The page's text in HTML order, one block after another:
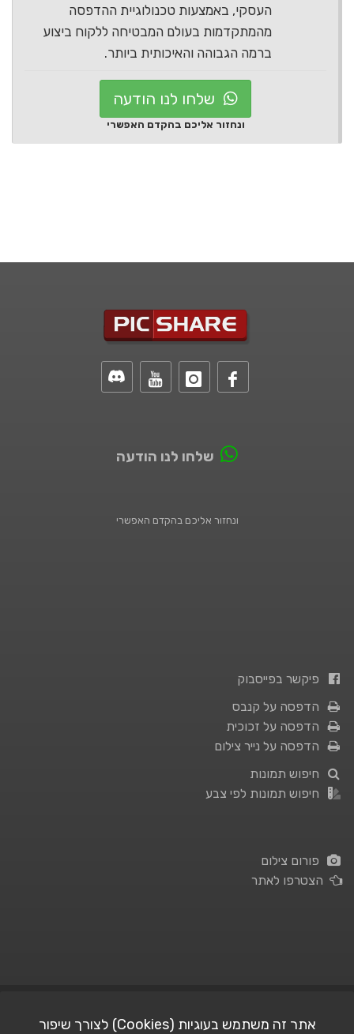
העסקי, באמצעות טכנולוגיית ההדפסה
מהמתקדמות בעולם המבטיחה ללקוח ביצוע
ברמה הגבוהה והאיכותית ביותר.
שלחו לנו הודעה
ונחזור אליכם בהקדם האפשרי
שלחו לנו הודעה
ונחזור אליכם בהקדם האפשרי
פיקשר בפייסבוק
הדפסה על קנבס
הדפסה על זכוכית
הדפסה על נייר צילום
חיפוש תמונות
חיפוש תמונות לפי צבע
פורום צילום
הצטרפו לאתר
אתר זה משתמש בעוגיות (Cookies) לצורך שיפור